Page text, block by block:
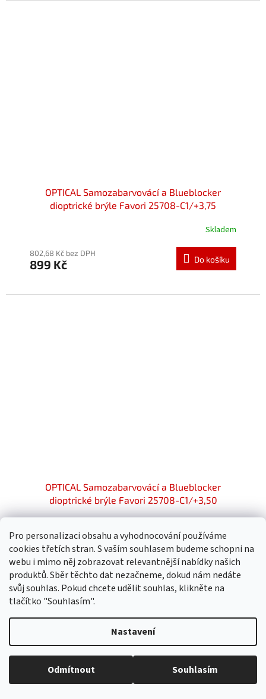
Pro personalizaci obsahu a vyhodnocování používáme
cookies třetích stran. S vaším souhlasem budeme schopni na
webu i mimo něj zobrazovat relevantnější nabídky našich
produktů. Sběr těchto dat nezačneme, dokud nám nedáte
svůj souhlas. Pokud chcete udělit souhlas, klikněte na
tlačítko "Souhlasím".
Nastavení
Odmítnout Souhlasím
OPTICAL Samozabarvovácí a Blueblocker
dioptrické brýle Favori 25708-C1/+3,75
Skladem
802,68 Kč bez DPH
899 Kč Do košíku
OPTICAL Samozabarvovácí a Blueblocker
dioptrické brýle Favori 25708-C1/+3,50
802,68 Kč bez DPH
899 Kč Do košíku